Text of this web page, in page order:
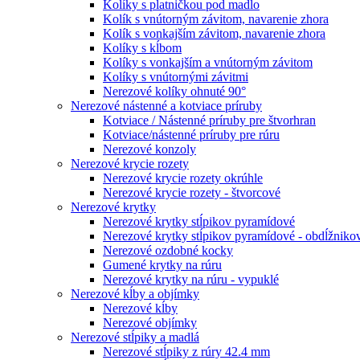
Kolíky s platničkou pod madlo
Kolík s vnútorným závitom, navarenie zhora
Kolík s vonkajším závitom, navarenie zhora
Kolíky s kĺbom
Kolíky s vonkajším a vnútorným závitom
Kolíky s vnútornými závitmi
Nerezové kolíky ohnuté 90°
Nerezové nástenné a kotviace príruby
Kotviace / Nástenné príruby pre štvorhran
Kotviace/nástenné príruby pre rúru
Nerezové konzoly
Nerezové krycie rozety
Nerezové krycie rozety okrúhle
Nerezové krycie rozety - štvorcové
Nerezové krytky
Nerezové krytky stĺpikov pyramídové
Nerezové krytky stĺpikov pyramídové -
Nerezové ozdobné kocky
Gumené krytky na rúru
Nerezové krytky na rúru - vypuklé
Nerezové kĺby a objímky
Nerezové kĺby
Nerezové objímky
Nerezové stĺpiky a madlá
Nerezové stĺpiky z rúry 42.4 mm